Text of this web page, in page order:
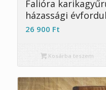
Falióra
házassági
26 900 Ft
Kosárba teszem